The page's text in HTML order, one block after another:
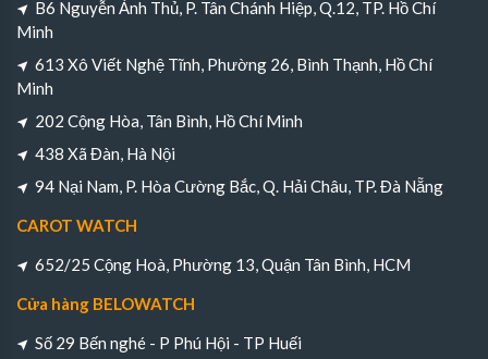
B6 Nguyễn Ảnh Thủ, P. Tân Chánh Hiệp, Q.12, TP. Hồ Chí
Minh
613 Xô Viết Nghệ Tĩnh, Phường 26, Bình Thạnh, Hồ Chí
Minh
202 Cộng Hòa, Tân Bình, Hồ Chí Minh
438 Xã Đàn, Hà Nội
94 Nại Nam, P. Hòa Cường Bắc, Q. Hải Châu, TP. Đà Nẵng
CAROT WATCH
652/25 Cộng Hoà, Phường 13, Quận Tân Bình, HCM
Cửa hàng BELOWATCH
Số 29 Bến nghé - P Phú Hội - TP Huếi